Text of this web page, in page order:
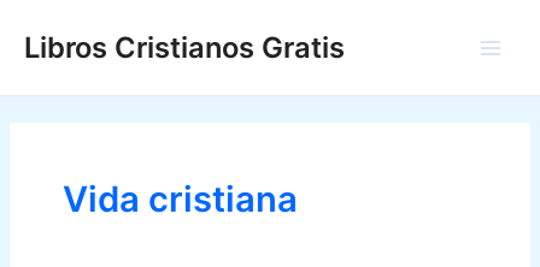
Libros Cristianos Gratis
Vida cristiana